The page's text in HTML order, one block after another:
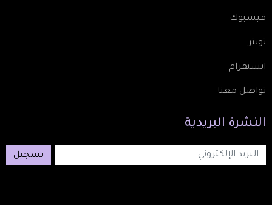
فيسبوك
تويتر
انستقرام
تواصل معنا
النشرة البريدية
تسجيل